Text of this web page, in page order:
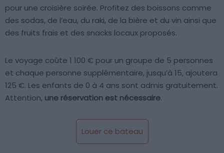
pour une croisière soirée. Profitez des boissons comme
des sodas, de l’eau, du raki, de la bière et du vin ainsi que
des fruits frais et des snacks locaux proposés.
Le voyage coûte 1 100 € pour un groupe de 5 personnes
et chaque personne supplémentaire, jusqu’à 15, ajoutera
125 €. Les enfants de 0 à 4 ans sont admis gratuitement.
Attention, une réservation est nécessaire.
Louer ce bateau